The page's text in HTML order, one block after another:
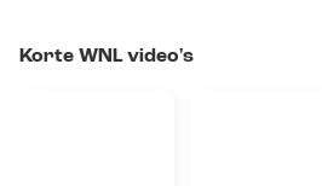
Korte WNL video's